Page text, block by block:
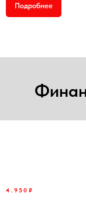
Подробнее
4.950₽